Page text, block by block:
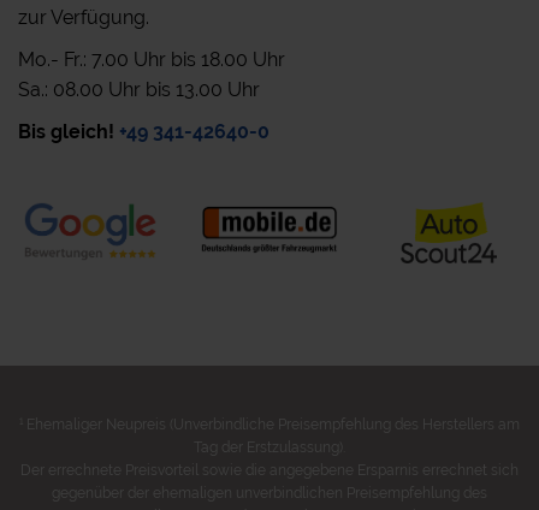
zur Verfügung.
Mo.- Fr.: 7.00 Uhr bis 18.00 Uhr
Sa.: 08.00 Uhr bis 13.00 Uhr
Bis gleich! +49 341-42640-0
Ehemaliger Neupreis (Unverbindliche Preisempfehlung des Herstellers am
Tag der Erstzulassung).
Der errechnete Preisvorteil sowie die angegebene Ersparnis errechnet sich
gegenüber der ehemaligen unverbindlichen Preisempfehlung des